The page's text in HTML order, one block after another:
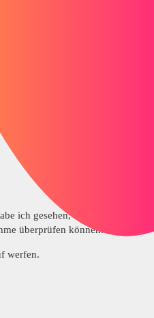
meiner Lieblingsfunktionen
ich gesehen, dass Sie die
überprüfen können.
werfen.